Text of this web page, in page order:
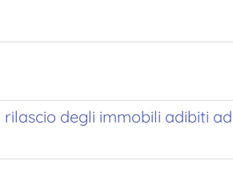
rilascio degli immobili adibiti